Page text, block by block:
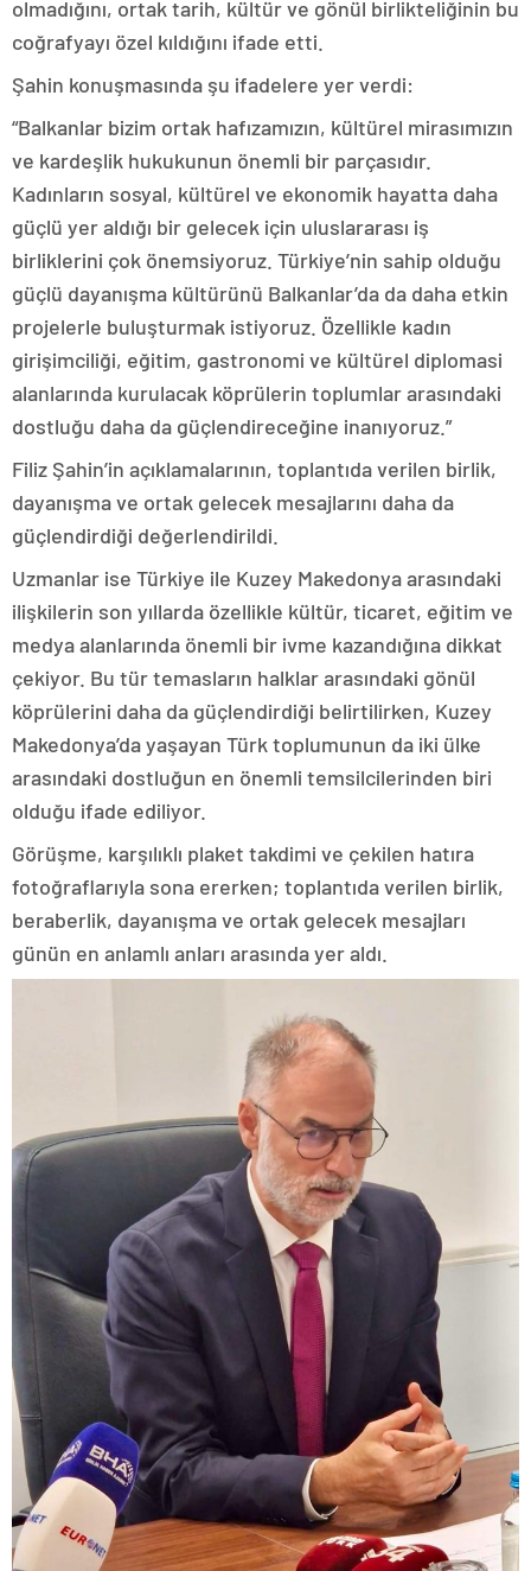
olmadığını, ortak tarih, kültür ve gönül birlikteliğinin bu
coğrafyayı özel kıldığını ifade etti.
Şahin konuşmasında şu ifadelere yer verdi:
“Balkanlar bizim ortak hafızamızın, kültürel mirasımızın
ve kardeşlik hukukunun önemli bir parçasıdır.
Kadınların sosyal, kültürel ve ekonomik hayatta daha
güçlü yer aldığı bir gelecek için uluslararası iş
birliklerini çok önemsiyoruz. Türkiye’nin sahip olduğu
güçlü dayanışma kültürünü Balkanlar’da da daha etkin
projelerle buluşturmak istiyoruz. Özellikle kadın
girişimciliği, eğitim, gastronomi ve kültürel diplomasi
alanlarında kurulacak köprülerin toplumlar arasındaki
dostluğu daha da güçlendireceğine inanıyoruz.”
Filiz Şahin’in açıklamalarının, toplantıda verilen birlik,
dayanışma ve ortak gelecek mesajlarını daha da
güçlendirdiği değerlendirildi.
Uzmanlar ise Türkiye ile Kuzey Makedonya arasındaki
ilişkilerin son yıllarda özellikle kültür, ticaret, eğitim ve
medya alanlarında önemli bir ivme kazandığına dikkat
çekiyor. Bu tür temasların halklar arasındaki gönül
köprülerini daha da güçlendirdiği belirtilirken, Kuzey
Makedonya’da yaşayan Türk toplumunun da iki ülke
arasındaki dostluğun en önemli temsilcilerinden biri
olduğu ifade ediliyor.
Görüşme, karşılıklı plaket takdimi ve çekilen hatıra
fotoğraflarıyla sona ererken; toplantıda verilen birlik,
beraberlik, dayanışma ve ortak gelecek mesajları
günün en anlamlı anları arasında yer aldı.